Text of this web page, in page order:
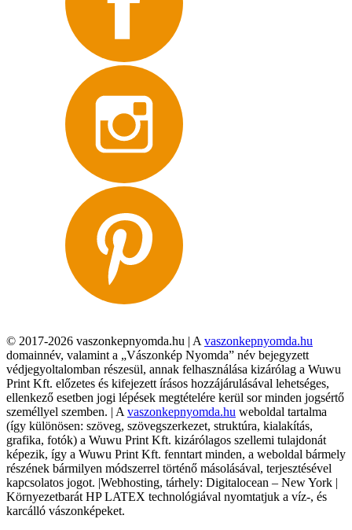
© 2017-2026 vaszonkepnyomda.hu | A vaszonkepnyomda.hu
domainnév, valamint a „Vászonkép Nyomda” név bejegyzett
védjegyoltalomban részesül, annak felhasználása kizárólag a Wuwu
Print Kft. előzetes és kifejezett írásos hozzájárulásával lehetséges,
ellenkező esetben jogi lépések megtételére kerül sor minden jogsértő
személlyel szemben. | A vaszonkepnyomda.hu weboldal tartalma
(így különösen: szöveg, szövegszerkezet, struktúra, kialakítás,
grafika, fotók) a Wuwu Print Kft. kizárólagos szellemi tulajdonát
képezik, így a Wuwu Print Kft. fenntart minden, a weboldal bármely
részének bármilyen módszerrel történő másolásával, terjesztésével
kapcsolatos jogot. |Webhosting, tárhely: Digitalocean – New York |
Környezetbarát HP LATEX technológiával nyomtatjuk a víz-, és
karcálló vászonképeket.